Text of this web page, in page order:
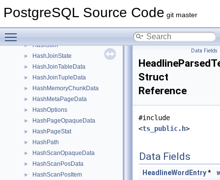
PostgreSQL Source Code git master
► HASHHDR
► HashJoin
► HashJoinState
► HashJoinTableData
► HashJoinTupleData
► HashMemoryChunkData
► HashMetaPageData
► HashOptions
► HashPageOpaqueData
► HashPageStat
► HashPath
► HashScanOpaqueData
► HashScanPosData
► HashScanPosItem
Data Fields
Struct
Reference
#include
<ts_public.h>
Data Fields
HeadlineWordEntry*